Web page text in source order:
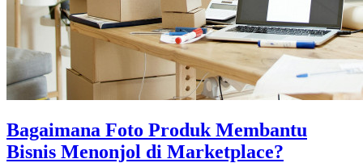
Bagaimana Foto Produk Membantu
Bisnis Menonjol di Marketplace?